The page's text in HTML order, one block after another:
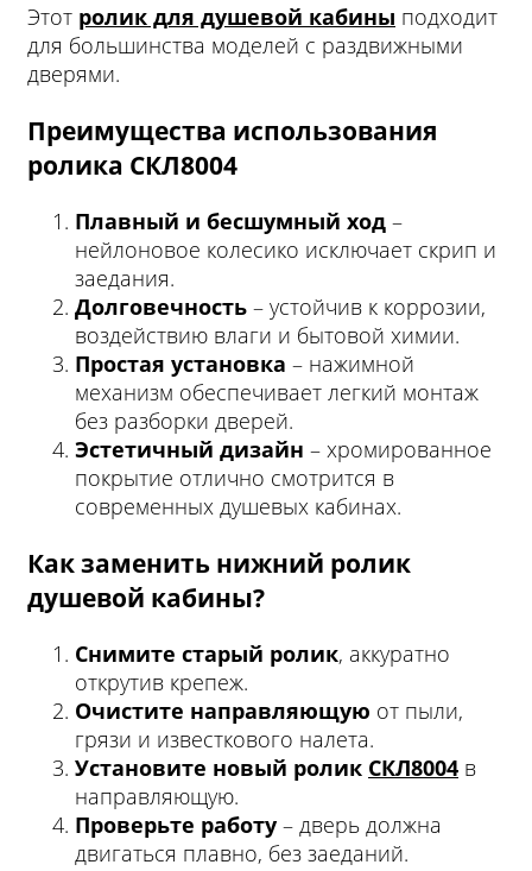
Этот ролик для душевой кабины подходит
для большинства моделей с раздвижными
дверями.
Преимущества использования
ролика СКЛ8004
Плавный и бесшумный ход –
нейлоновое колесико исключает скрип и
заедания.
Долговечность – устойчив к коррозии,
воздействию влаги и бытовой химии.
Простая установка – нажимной
механизм обеспечивает легкий монтаж
без разборки дверей.
Эстетичный дизайн – хромированное
покрытие отлично смотрится в
современных душевых кабинах.
Как заменить нижний ролик
душевой кабины?
Снимите старый ролик, аккуратно
открутив крепеж.
Очистите направляющую от пыли,
грязи и известкового налета.
Установите новый ролик СКЛ8004 в
направляющую.
Проверьте работу – дверь должна
двигаться плавно, без заеданий.